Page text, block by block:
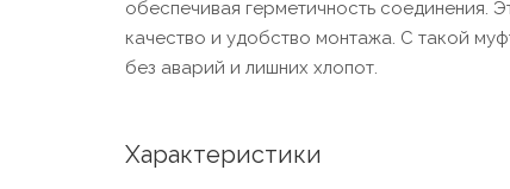
обеспечивая герметичность соединения.
качество и удобство монтажа. С такой
без аварий и лишних хлопот.
Характеристики